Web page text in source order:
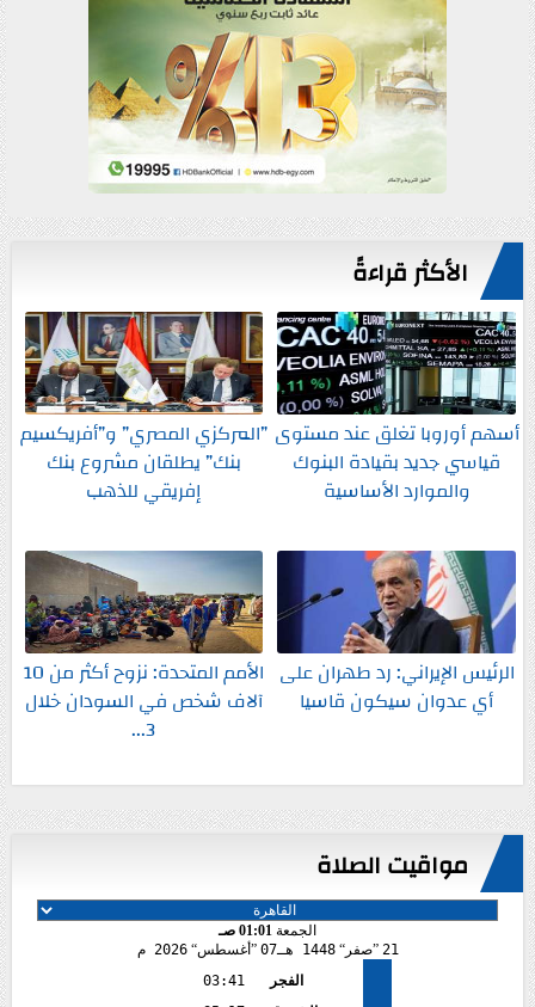
الأكثر قراءةً
أسهم أوروبا تغلق عند مستوى
قياسي جديد بقيادة البنوك
والموارد الأساسية
”المركزي المصري” و”أفريكسيم
بنك” يطلقان مشروع بنك
إفريقي للذهب
الرئيس الإيراني: رد طهران على
أي عدوان سيكون قاسيا
الأمم المتحدة: نزوح أكثر من 10
آلاف شخص في السودان خلال
3...
مواقيت الصلاة
الجمعة 01:01 صـ
21
صفر 1448 هـ 07 أغسطس 2026 م
الفجر
03:41